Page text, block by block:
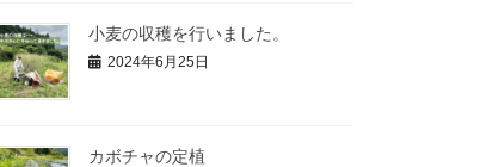
小麦の収穫を行いました。
2024年6月25日
カボチャの定植